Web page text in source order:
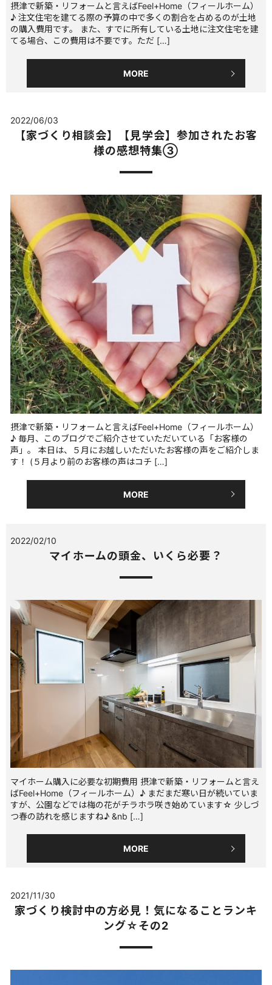
摂津で新築・リフォームと言えばFeel+Home（フィールホーム）
♪ 注文住宅を建てる際の予算の中で多くの割合を占めるのが土地
の購入費用です。 また、すでに所有している土地に注文住宅を建
てる場合、この費用は不要です。ただ […]
MORE
2022/06/03
【家づくり相談会】【見学会】参加されたお客
様の感想特集③
摂津で新築・リフォームと言えばFeel+Home（フィールホーム）
♪ 毎月、このブログでご紹介させていただいている「お客様の
声」。 本日は、５月にお越しいただいたお客様の声をご紹介しま
す！ (５月より前のお客様の声はコチ […]
MORE
2022/02/10
マイホームの頭金、いくら必要？
マイホーム購入に必要な初期費用 摂津で新築・リフォームと言え
ばFeel+Home（フィールホーム）♪ まだまだ寒い日が続いていま
すが、公園などでは梅の花がチラホラ咲き始めています☆ 少しづ
つ春の訪れを感じますね♪ &nb […]
MORE
2021/11/30
家づくり検討中の方必見！気になることランキ
ング☆その2